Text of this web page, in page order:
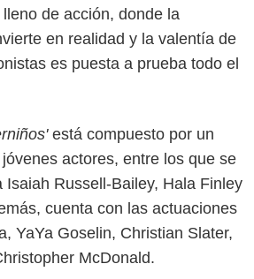
de acción, donde la
en realidad y la valentía de
es puesta a prueba todo el
está compuesto por un
actores, entre los que se
Isaiah Russell-Bailey, Hala Finley
cuenta con las actuaciones
YaYa Goselin, Christian Slater,
McDonald.
Netflix